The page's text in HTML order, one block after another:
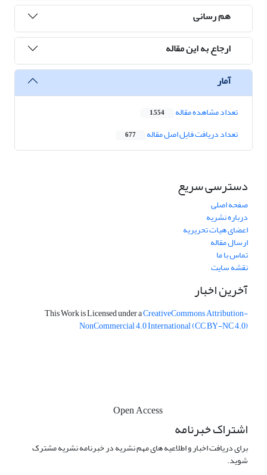
هم رسانی
ارجاع به این مقاله
آمار
تعداد مشاهده مقاله 1,554
تعداد دریافت فایل اصل مقاله 677
دسترسی سریع
صفحه اصلی
درباره نشریه
اعضای هیات تحریریه
ارسال مقاله
تماس با ما
نقشه سایت
آخرین اخبار
This Work is Licensed under aCreativeCommonsAttribution-
NonCommercial 4.0 International(CC BY-NC 4.0)
اشتراک خبرنامه
برای دریافت اخبار و اطلاعیه های مهم نشریه در خبرنامه نشریه مشترک
شوید.